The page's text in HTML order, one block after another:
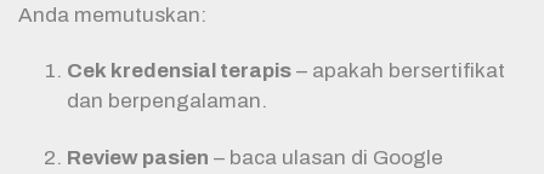
Anda memutuskan:
Cek kredensial terapis – apakah bersertifikat
dan berpengalaman.
Review pasien – baca ulasan di Google